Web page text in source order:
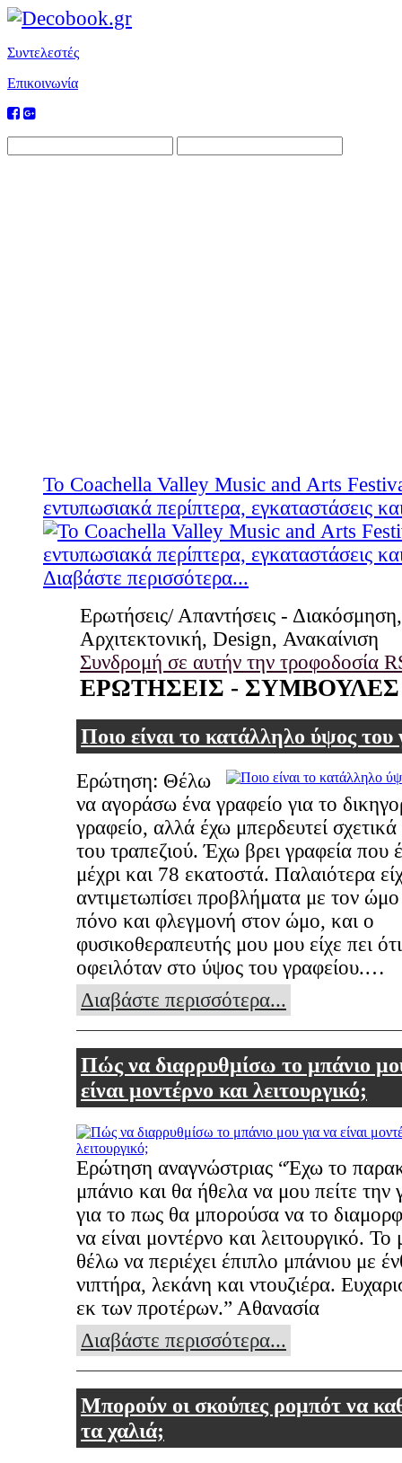
Συντελεστές
Επικοινωνία
Το Coachella Valley Music and Arts
εντυπωσιακά περίπτερα, εγκαταστάσεις
Διαβάστε περισσότερα...
Ερωτήσεις/ Απαντήσεις - Διακόσμηση,
Αρχιτεκτονική, Design, Ανακαίνιση
Συνδρομή σε αυτήν την τροφοδοσία
ΕΡΩΤΗΣΕΙΣ - ΣΥΜΒΟΥΛΕΣ
Ποιο είναι το κατάλληλο ύψος του
Ερώτηση: Θέλω
να αγοράσω ένα γραφείο για το
γραφείο, αλλά έχω μπερδευτεί
του τραπεζιού. Έχω βρει γραφεία που
μέχρι και 78 εκατοστά. Παλαιότερα
αντιμετωπίσει προβλήματα με τον
πόνο και φλεγμονή στον ώμο, και ο
φυσικοθεραπευτής μου μου είχε πει
οφειλόταν στο ύψος του γραφείου.…
Διαβάστε περισσότερα...
Πώς να διαρρυθμίσω το μπάνιο
είναι μοντέρνο και λειτουργικό;
Ερώτηση αναγνώστριας “Έχω το
μπάνιο και θα ήθελα να μου πείτε την
για το πως θα μπορούσα να το
να είναι μοντέρνο και λειτουργικό. Το
θέλω να περιέχει έπιπλο μπάνιου με
νιπτήρα, λεκάνη και ντουζιέρα.
εκ των προτέρων.” Αθανασία
Διαβάστε περισσότερα...
Μπορούν οι σκούπες ρομπότ να
τα χαλιά;